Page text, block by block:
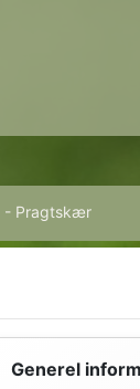
- Pragtskær
Generel